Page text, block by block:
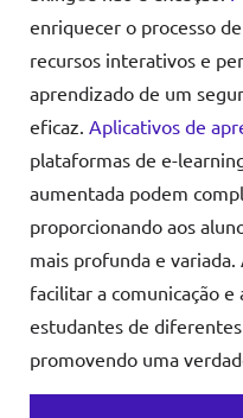
enriquecer o processo
recursos interativos e
aprendizado de um
eficaz. Aplicativos de
plataformas de e-
aumentada podem
proporcionando aos
mais profunda e
facilitar a comunicação e
estudantes de
promovendo uma